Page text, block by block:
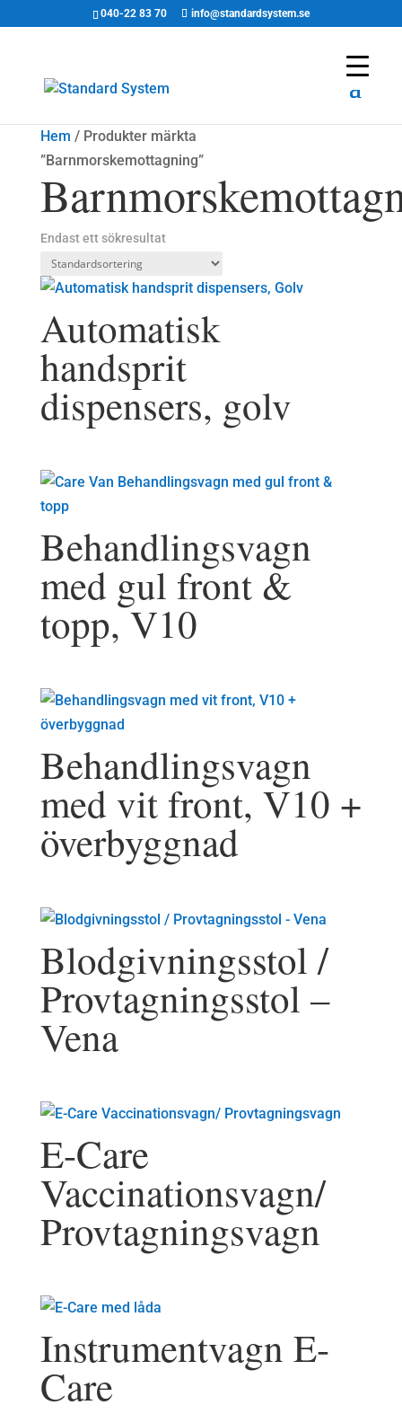
040-22 83 70 info@standardsystem.se
Hem / Produkter märkta
”Barnmorskemottagning”
Endast ett sökresultat
Automatisk
handsprit
dispensers, golv
Behandlingsvagn
med gul front &
topp, V10
Behandlingsvagn
med vit front, V10 +
överbyggnad
Blodgivningsstol /
Provtagningsstol –
Vena
E-Care
Vaccinationsvagn/
Provtagningsvagn
Instrumentvagn E-
Care